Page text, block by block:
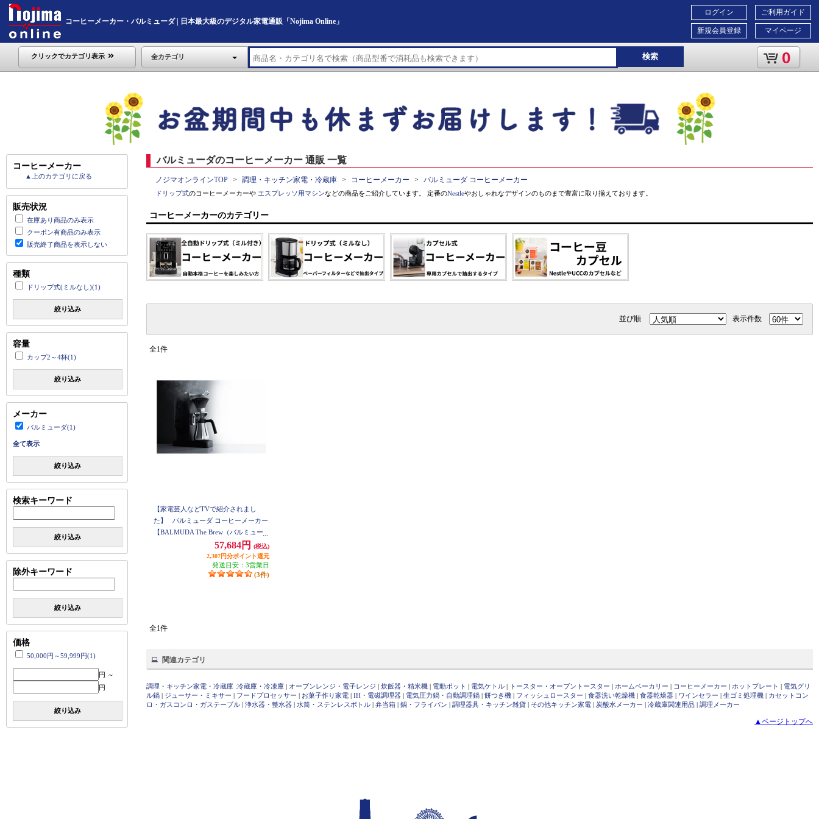
コーヒーメーカー・バルミューダ | 日本最大級のデジタル家電通販「Nojima Online」
ご利用ガイド
マイページ
ログイン
新規会員登録
クリックでカテゴリ表示 全カテゴリ 検索 0
コーヒーメーカー
▲上のカテゴリに戻る
販売状況
在庫あり商品のみ表示
クーポン有商品のみ表示
販売終了商品を表示しない
種類
ドリップ式(ミルなし)(1)
絞り込み
容量
カップ2～4杯(1)
絞り込み
メーカー
バルミューダ(1)
全て表示
絞り込み
検索キーワード
絞り込み
除外キーワード
絞り込み
価格
50,000円～59,999円(1)
円 ～
円
絞り込み
バルミューダのコーヒーメーカー 通販 一覧
ノジマオンラインTOP 調理・キッチン家電・冷蔵庫 コーヒーメーカー バルミューダ コーヒーメーカー
ドリップ式のコーヒーメーカーや エスプレッソ用マシンなどの商品をご紹介しています。 定番のNestleやおしゃれなデザインのものまで豊富に取り揃えております。
コーヒーメーカーのカテゴリー
並び順 表示件数
全1件
【家電芸人などTVで紹介されまし
た】
バルミューダ コーヒーメーカー
【BALMUDA The Brew（バルミュー
ダ ザ・ブリュー） ブラック】 K06A-
57,684円
(税込)
2,307円分ポイント還元
発送目安：3営業日
(3件)
全1件
関連カテゴリ
調理・キッチン家電・冷蔵庫 :冷蔵庫・冷凍庫 | オーブンレンジ・電子レンジ | 炊飯器・精米機 | 電動ポット | 電気ケトル | トースター・オーブントースター | ホームベーカリー | コーヒーメーカー | ホットプレート | 電気グリ
ル鍋 | ジューサー・ミキサー | フードプロセッサー | お菓子作り家電 | IH・電磁調理器 | 電気圧力鍋・自動調理鍋 | 餅つき機 | フィッシュロースター | 食器洗い乾燥機 | 食器乾燥器 | ワインセラー | 生ゴミ処理機 | カセットコン
ロ・ガスコンロ・ガステーブル | 浄水器・整水器 | 水筒・ステンレスボトル | 弁当箱 | 鍋・フライパン | 調理器具・キッチン雑貨 | その他キッチン家電 | 炭酸水メーカー | 冷蔵庫関連用品 | 調理メーカー
▲ページトップへ